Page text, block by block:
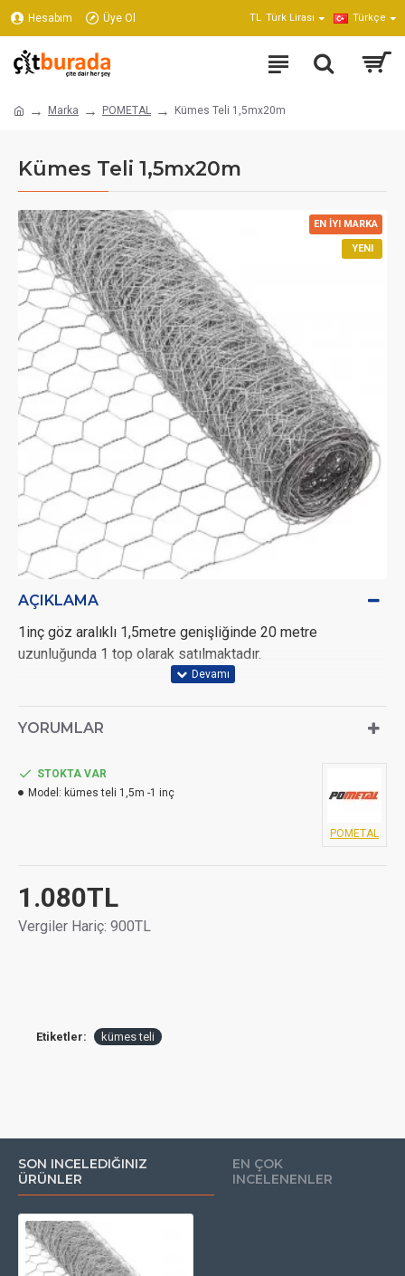
Hesabım Üye Ol TL Türk Lirası Türkçe
Marka POMETAL Kümes Teli 1,5mx20m
Kümes Teli 1,5mx20m
YENI
EN İYI MARKA
AÇIKLAMA
1inç göz aralıklı 1,5metre genişliğinde 20 metre
uzunluğunda 1 top olarak satılmaktadır.
YORUMLAR
1.080TL
Vergiler Hariç: 900TL
STOKTA VAR
Model: kümes teli 1,5m -1 inç
POMETAL
Etiketler: kümes teli
SON INCELEDIĞINIZ
ÜRÜNLER
EN ÇOK
INCELENENLER